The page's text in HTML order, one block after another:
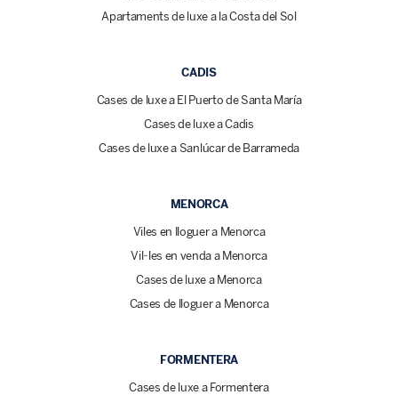
Apartaments de luxe a la Costa del Sol
CADIS
Cases de luxe a El Puerto de Santa María
Cases de luxe a Cadis
Cases de luxe a Sanlúcar de Barrameda
MENORCA
Viles en lloguer a Menorca
Vil·les en venda a Menorca
Cases de luxe a Menorca
Cases de lloguer a Menorca
FORMENTERA
Cases de luxe a Formentera